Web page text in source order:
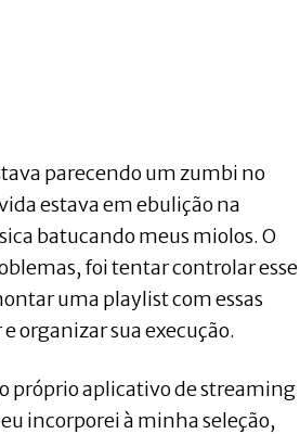
parecendo um zumbi no
estava em ebulição na
batucando meus miolos. O
foi tentar controlar esse
uma playlist com essas
organizar sua execução.
próprio aplicativo de streaming
incorporei à minha seleção,